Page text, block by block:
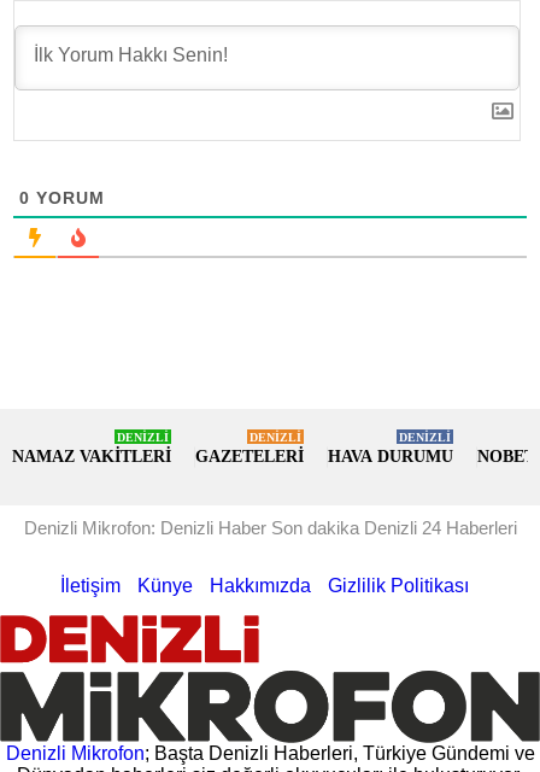
0 YORUM
NAMAZ VAKİTLERİ
DENİZLİ
GAZETELERİ
DENİZLİ
HAVA DURUMU
DENİZLİ
Denizli Mikrofon: Denizli Haber Son dakika Denizli 24 Haberleri
İletişim Künye Hakkımızda Gizlilik Politikası
Denizli Mikrofon; Başta Denizli Haberleri, Türkiye Gündemi ve